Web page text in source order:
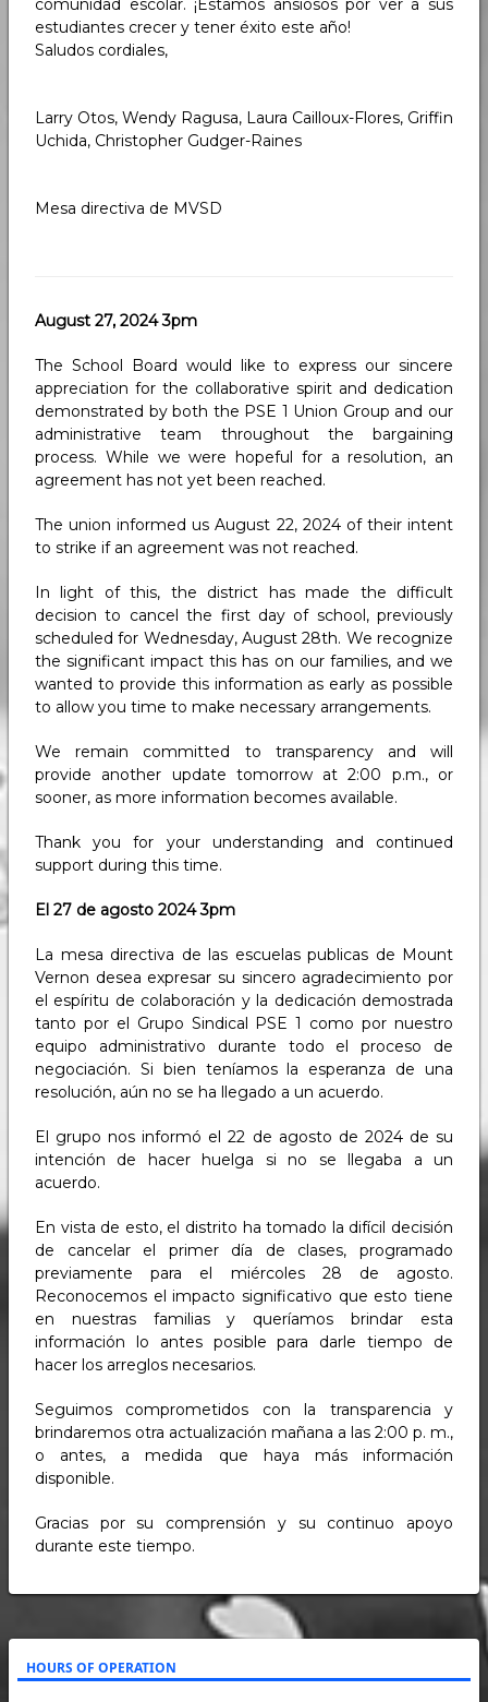
comunidad escolar. ¡Estamos ansiosos por ver a sus
estudiantes crecer y tener éxito este año!
Saludos cordiales,
Larry Otos, Wendy Ragusa, Laura Cailloux-Flores, Griffin
Uchida, Christopher Gudger-Raines
Mesa directiva de MVSD
August 27, 2024 3pm
The School Board would like to express our sincere
appreciation for the collaborative spirit and dedication
demonstrated by both the PSE 1 Union Group and our
administrative team throughout the bargaining
process. While we were hopeful for a resolution, an
agreement has not yet been reached.
The union informed us August 22, 2024 of their intent
to strike if an agreement was not reached.
In light of this, the district has made the difficult
decision to cancel the first day of school, previously
scheduled for Wednesday, August 28th. We recognize
the significant impact this has on our families, and we
wanted to provide this information as early as possible
to allow you time to make necessary arrangements.
We remain committed to transparency and will
provide another update tomorrow at 2:00 p.m., or
sooner, as more information becomes available.
Thank you for your understanding and continued
support during this time.
El 27 de agosto 2024 3pm
La mesa directiva de las escuelas publicas de Mount
Vernon desea expresar su sincero agradecimiento por
el espíritu de colaboración y la dedicación demostrada
tanto por el Grupo Sindical PSE 1 como por nuestro
equipo administrativo durante todo el proceso de
negociación. Si bien teníamos la esperanza de una
resolución, aún no se ha llegado a un acuerdo.
El grupo nos informó el 22 de agosto de 2024 de su
intención de hacer huelga si no se llegaba a un
acuerdo.
En vista de esto, el distrito ha tomado la difícil decisión
de cancelar el primer día de clases, programado
previamente para el miércoles 28 de agosto.
Reconocemos el impacto significativo que esto tiene
en nuestras familias y queríamos brindar esta
información lo antes posible para darle tiempo de
hacer los arreglos necesarios.
Seguimos comprometidos con la transparencia y
brindaremos otra actualización mañana a las 2:00 p. m.,
o antes, a medida que haya más información
disponible.
Gracias por su comprensión y su continuo apoyo
durante este tiempo.
HOURS OF OPERATION